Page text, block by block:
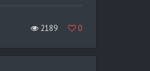
2189 0